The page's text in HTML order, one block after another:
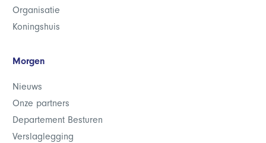
Organisatie
Koningshuis
Morgen
Nieuws
Onze partners
Departement Besturen
Verslaglegging